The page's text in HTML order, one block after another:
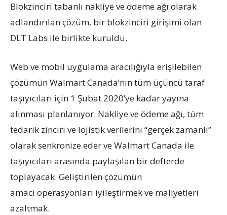
Blokzinciri tabanlı nakliye ve ödeme ağı olarak
adlandırılan çözüm, bir blokzinciri girişimi olan
DLT Labs ile birlikte kuruldu.
Web ve mobil uygulama aracılığıyla erişilebilen
çözümün Walmart Canada’nın tüm üçüncü taraf
taşıyıcıları için 1 Şubat 2020’ye kadar yayına
alınması planlanıyor. Nakliye ve ödeme ağı, tüm
tedarik zinciri ve lojistik verilerini “gerçek zamanlı”
olarak senkronize eder ve Walmart Canada ile
taşıyıcıları arasında paylaşılan bir defterde
toplayacak. Geliştirilen çözümün
amacı operasyonları iyileştirmek ve maliyetleri
azaltmak.